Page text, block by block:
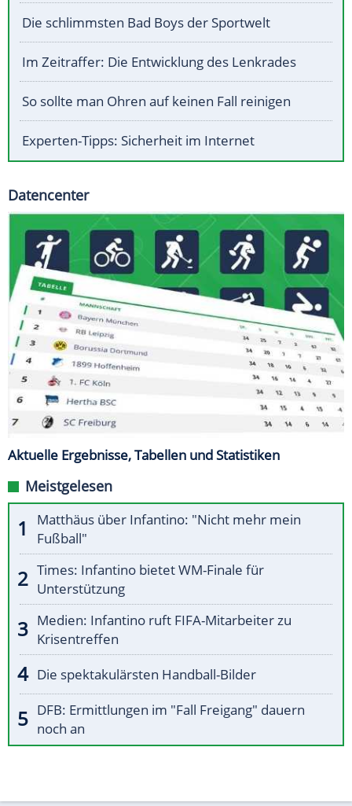
Die schlimmsten Bad Boys der Sportwelt
Im Zeitraffer: Die Entwicklung des Lenkrades
So sollte man Ohren auf keinen Fall reinigen
Experten-Tipps: Sicherheit im Internet
Datencenter
Aktuelle Ergebnisse, Tabellen und Statistiken
Meistgelesen
Matthäus über Infantino: "Nicht mehr mein
Fußball"
Times: Infantino bietet WM-Finale für
Unterstützung
Medien: Infantino ruft FIFA-Mitarbeiter zu
Krisentreffen
Die spektakulärsten Handball-Bilder
DFB: Ermittlungen im "Fall Freigang" dauern
noch an